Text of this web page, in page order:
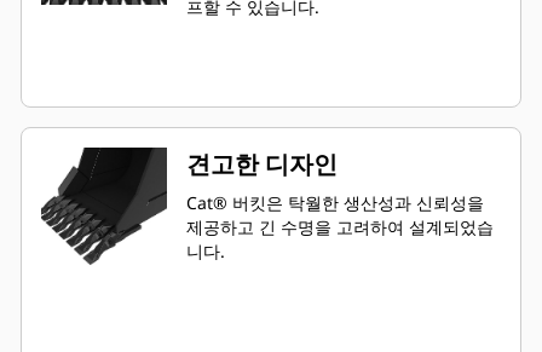
프할 수 있습니다.
견고한 디자인
Cat® 버킷은 탁월한 생산성과 신뢰성을
제공하고 긴 수명을 고려하여 설계되었습
니다.